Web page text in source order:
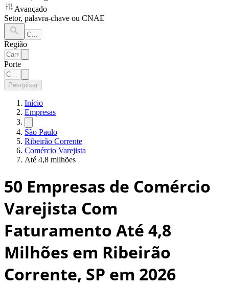
Avançado
Setor, palavra-chave ou CNAE
Região
Porte
Pesquisar
Início
Empresas
São Paulo
Ribeirão Corrente
Comércio Varejista
Até 4,8 milhões
50 Empresas de Comércio
Varejista Com
Faturamento Até 4,8
Milhões em Ribeirão
Corrente, SP em 2026